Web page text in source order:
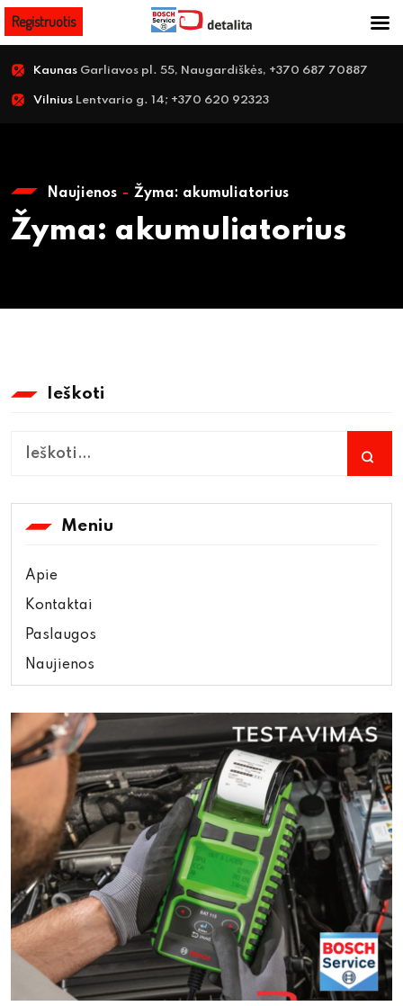
Kaunas Garliavos pl. 55, Naugardiškės, +370 687 70887
Vilnius Lentvario g. 14; +370 620 92323
Naujienos Žyma: akumuliatorius
Žyma: akumuliatorius
Ieškoti
Meniu
Apie
Kontaktai
Paslaugos
Naujienos
Registruotis